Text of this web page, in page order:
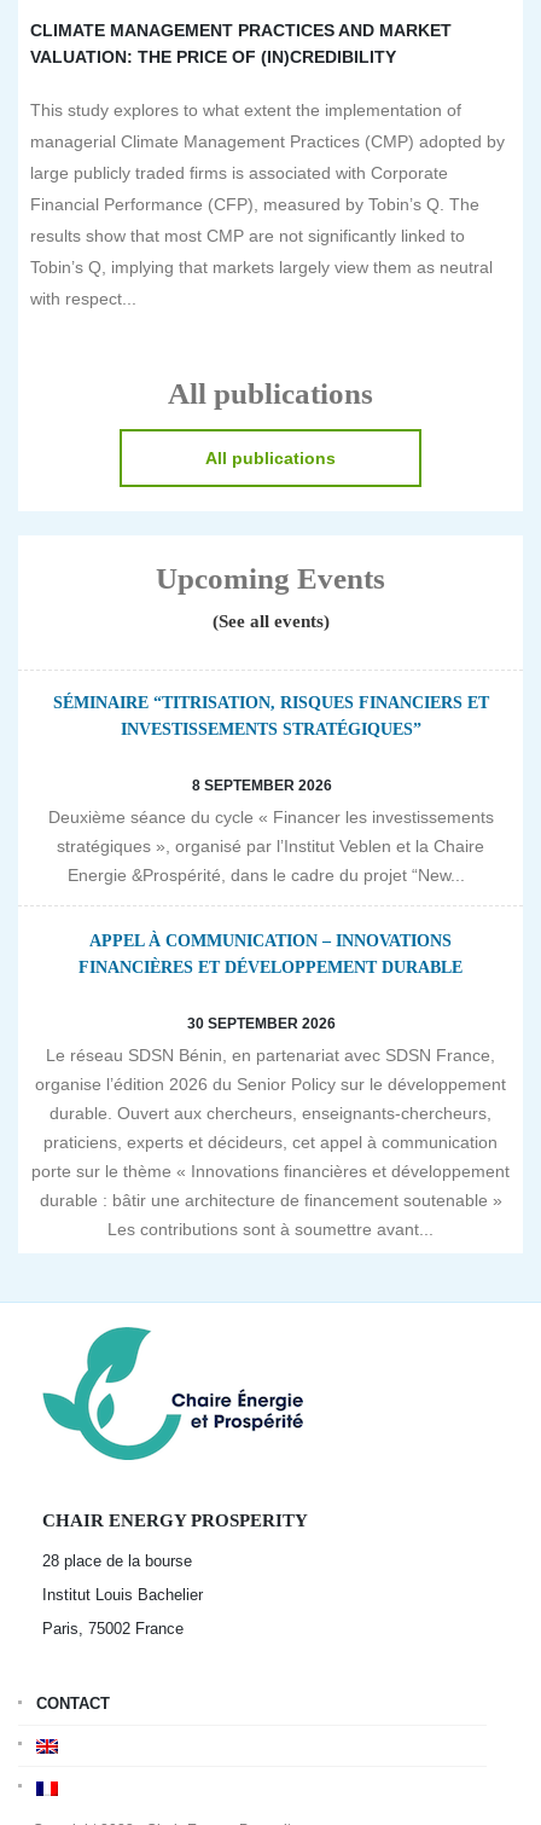
CLIMATE MANAGEMENT PRACTICES AND MARKET
VALUATION: THE PRICE OF (IN)CREDIBILITY
This study explores to what extent the implementation of
managerial Climate Management Practices (CMP) adopted by
large publicly traded firms is associated with Corporate
Financial Performance (CFP), measured by Tobin’s Q. The
results show that most CMP are not significantly linked to
Tobin’s Q, implying that markets largely view them as neutral
with respect...
All publications
All publications
Upcoming Events
(See all events)
SÉMINAIRE “TITRISATION, RISQUES FINANCIERS ET
INVESTISSEMENTS STRATÉGIQUES”
8 SEPTEMBER 2026
Deuxième séance du cycle « Financer les investissements
stratégiques », organisé par l’Institut Veblen et la Chaire
Energie &Prospérité, dans le cadre du projet “New...
APPEL À COMMUNICATION – INNOVATIONS
FINANCIÈRES ET DÉVELOPPEMENT DURABLE
30 SEPTEMBER 2026
Le réseau SDSN Bénin, en partenariat avec SDSN France,
organise l’édition 2026 du Senior Policy sur le développement
durable. Ouvert aux chercheurs, enseignants-chercheurs,
praticiens, experts et décideurs, cet appel à communication
porte sur le thème « Innovations financières et développement
durable : bâtir une architecture de financement soutenable »
Les contributions sont à soumettre avant...
CHAIR ENERGY PROSPERITY
28 place de la bourse
Institut Louis Bachelier
Paris, 75002 France
CONTACT